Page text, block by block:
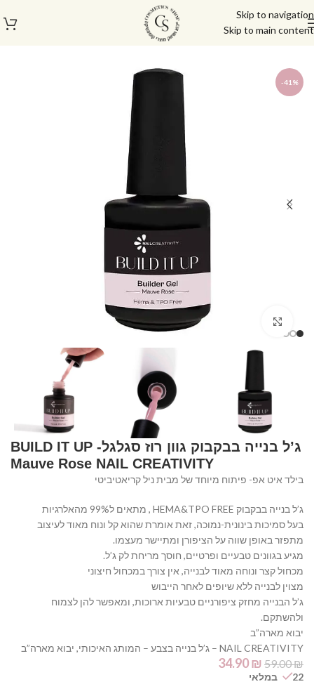
Skip to navigation
Skip to main content
עמוד הבית
-41%
Click to enlarge
ג’ל בנייה בבקבוק גוון רוז סגלגל- BUILD IT UP
Mauve Rose NAIL CREATIVITY
בילד איט אפ- פיתוח מיוחד של מבית ניל קריאטיביטי
ג’ל בנייה בבקבוק HEMA&TPO FREE , מתאים ל99% מהאלרגיות
בעל סמיכות בינונית-נמוכה, זאת אומרת שהוא קל ונוח מאוד לעיצוב
מתפזר באופן שווה על הציפורן ומתיישר מעצמו.
מגיע בגוונים טבעיים ופרטיים, חוסך מריחת לק ג’ל.
מכחול קצר ונוחה מאוד לבנייה, אין צורך במכחול חיצוני
מצוין לבנייה ללא שיופים לאחר הייבוש
ג’ל הבנייה מחזק ציפורניים טבעיות ארוכות, ומאפשר להן לצמוח
ולהשתקם.
יבוא מארה”ב
NAIL CREATIVITY – ג’ל בנייה בצבע – המותג האיכותי, יבוא מארה”ב
59.00₪
34.90₪
22 במלאי